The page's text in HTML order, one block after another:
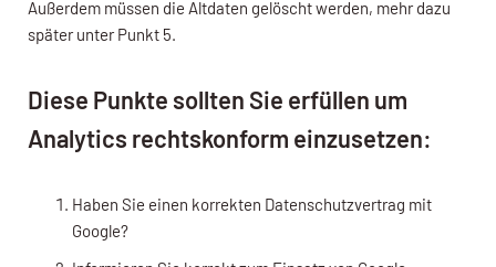
Außerdem müssen die Altdaten gelöscht werden, mehr dazu
später unter Punkt 5.
Diese Punkte sollten Sie erfüllen um
Analytics rechtskonform einzusetzen:
Haben Sie einen korrekten Datenschutzvertrag mit
Google?